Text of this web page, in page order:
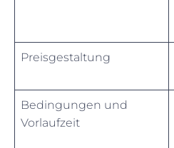
Preisgestaltung
Bedingungen und
Vorlaufzeit